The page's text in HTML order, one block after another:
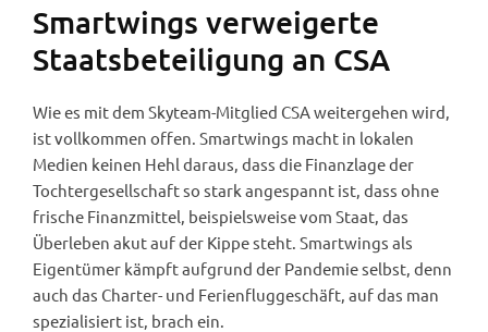
Smartwings verweigerte
Staatsbeteiligung an CSA
Wie es mit dem Skyteam-Mitglied CSA weitergehen wird,
ist vollkommen offen. Smartwings macht in lokalen
Medien keinen Hehl daraus, dass die Finanzlage der
Tochtergesellschaft so stark angespannt ist, dass ohne
frische Finanzmittel, beispielsweise vom Staat, das
Überleben akut auf der Kippe steht. Smartwings als
Eigentümer kämpft aufgrund der Pandemie selbst, denn
auch das Charter- und Ferienfluggeschäft, auf das man
spezialisiert ist, brach ein.